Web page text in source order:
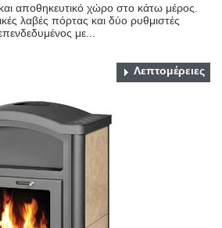
αποθηκευτικό χώρο στο κάτω μέρος.
λαβές πόρτας και δύο ρυθμιστές
με...
Λεπτομέρειες